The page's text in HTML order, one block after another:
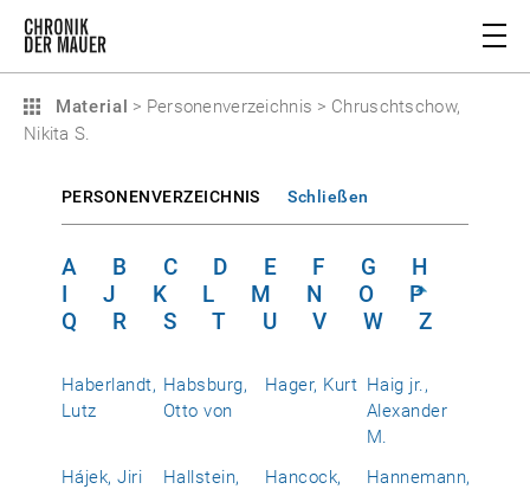
Material > Personenverzeichnis > Chruschtschow,
Nikita S.
PERSONENVERZEICHNIS Schließen
A B C D E F G
H
I
J K L M N O
P
Q
R S T U V W Z
Haberlandt,
Lutz
Habsburg,
Otto von
Hager, Kurt Haig jr.,
Alexander
M.
Hájek, Jiri
Hallstein,
Hancock,
Hannemann,